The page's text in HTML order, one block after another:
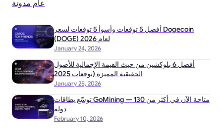
عام مدونة
January 24, 2026
أفضل 5 توقعات وأسوأ 5 توقعات لسعر Dogecoin
(DOGE) لعام 2026
January 25, 2026
أفضل 6 بلوكشين من حيث القيمة الإجمالية للأصول
الحقيقية المميزة (توقعات 2025
February 10, 2026
توسّع بطاقات GoMining — متاحة الآن في أكثر من 130
دولة